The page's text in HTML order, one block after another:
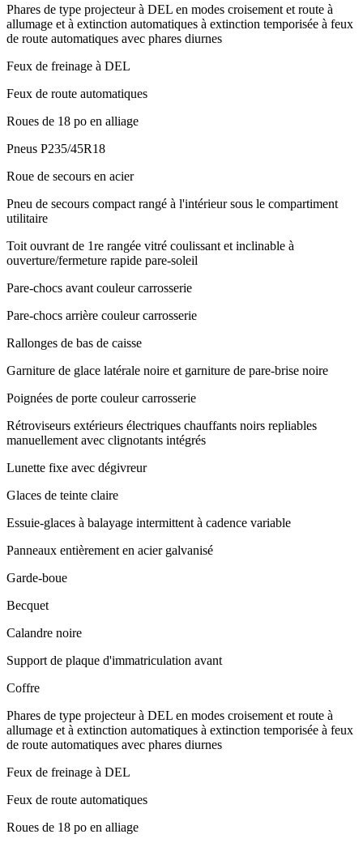
Phares de type projecteur à DEL en modes croisement et route à
allumage et à extinction automatiques à extinction temporisée à feux
de route automatiques avec phares diurnes
Feux de freinage à DEL
Feux de route automatiques
Roues de 18 po en alliage
Pneus P235/45R18
Roue de secours en acier
Pneu de secours compact rangé à l'intérieur sous le compartiment
utilitaire
Toit ouvrant de 1re rangée vitré coulissant et inclinable à
ouverture/fermeture rapide pare-soleil
Pare-chocs avant couleur carrosserie
Pare-chocs arrière couleur carrosserie
Rallonges de bas de caisse
Garniture de glace latérale noire et garniture de pare-brise noire
Poignées de porte couleur carrosserie
Rétroviseurs extérieurs électriques chauffants noirs repliables
manuellement avec clignotants intégrés
Lunette fixe avec dégivreur
Glaces de teinte claire
Essuie-glaces à balayage intermittent à cadence variable
Panneaux entièrement en acier galvanisé
Garde-boue
Becquet
Calandre noire
Support de plaque d'immatriculation avant
Coffre
Phares de type projecteur à DEL en modes croisement et route à
allumage et à extinction automatiques à extinction temporisée à feux
de route automatiques avec phares diurnes
Feux de freinage à DEL
Feux de route automatiques
Roues de 18 po en alliage